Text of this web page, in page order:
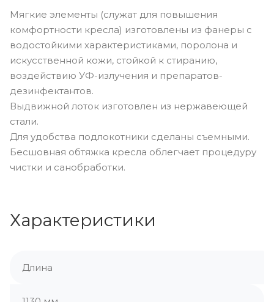
Мягкие элементы (служат для повышения
комфортности кресла) изготовлены из фанеры с
водостойкими характеристиками, поролона и
искусственной кожи, стойкой к стиранию,
воздействию УФ-излучения и препаратов-
дезинфектантов.
Выдвижной лоток изготовлен из нержавеющей
стали.
Для удобства подлокотники сделаны съемными.
Бесшовная обтяжка кресла облегчает процедуру
чистки и санобработки.
Характеристики
Длина